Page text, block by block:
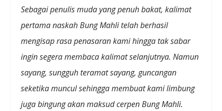
Sebagai penulis muda yang penuh bakat, kalimat
pertama naskah Bung Mahli telah berhasil
mengisap rasa penasaran kami hingga tak sabar
ingin segera membaca kalimat selanjutnya. Namun
sayang, sungguh teramat sayang, guncangan
seketika muncul sehingga membuat kami limbung
juga bingung akan maksud cerpen Bung Mahli.